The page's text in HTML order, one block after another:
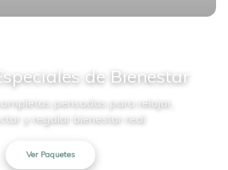
de Bienestar
pensadas para relajar,
y regalar bienestar real
Ver Paquetes